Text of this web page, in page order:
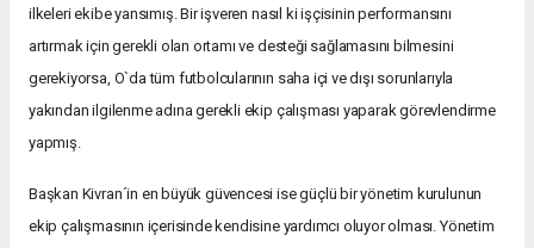
ilkeleri ekibe yansımış. Bir işveren nasıl ki işçisinin performansını
artırmak için gerekli olan ortamı ve desteği sağlamasını bilmesini
gerekiyorsa, O`da tüm futbolcularının saha içi ve dışı sorunlarıyla
yakından ilgilenme adına gerekli ekip çalışması yaparak görevlendirme
yapmış.
Başkan Kivran´in en büyük güvencesi ise güçlü bir yönetim kurulunun
ekip çalışmasının içerisinde kendisine yardımcı oluyor olması. Yönetim